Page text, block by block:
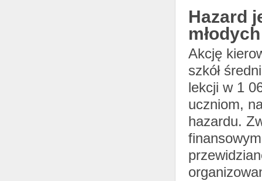
Hazard
młodych
Akcję
szkół
lekcji w 1
uczniom,
hazardu.